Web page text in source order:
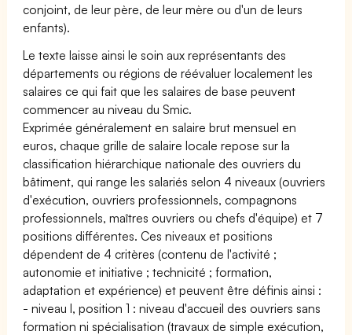
conjoint, de leur père, de leur mère ou d'un de leurs
enfants).
Le texte laisse ainsi le soin aux représentants des
départements ou régions de réévaluer localement les
salaires ce qui fait que les salaires de base peuvent
commencer au niveau du Smic.
Exprimée généralement en salaire brut mensuel en
euros, chaque grille de salaire locale repose sur la
classification hiérarchique nationale des ouvriers du
bâtiment, qui range les salariés selon 4 niveaux (ouvriers
d'exécution, ouvriers professionnels, compagnons
professionnels, maîtres ouvriers ou chefs d'équipe) et 7
positions différentes. Ces niveaux et positions
dépendent de 4 critères (contenu de l'activité ;
autonomie et initiative ; technicité ; formation,
adaptation et expérience) et peuvent être définis ainsi :
- niveau I, position 1 : niveau d'accueil des ouvriers sans
formation ni spécialisation (travaux de simple exécution,